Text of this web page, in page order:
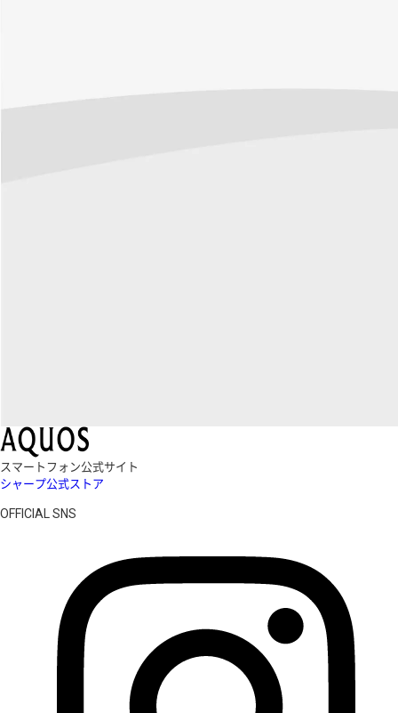
スマートフォン公式サイト
シャープ公式ストア
OFFICIAL SNS